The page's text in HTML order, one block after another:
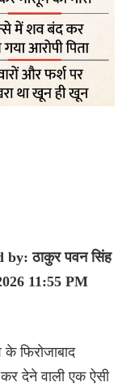
by: ठाकुर पवन सिंह
11:55 PM
फिरोजाबाद
देने वाली एक ऐसी